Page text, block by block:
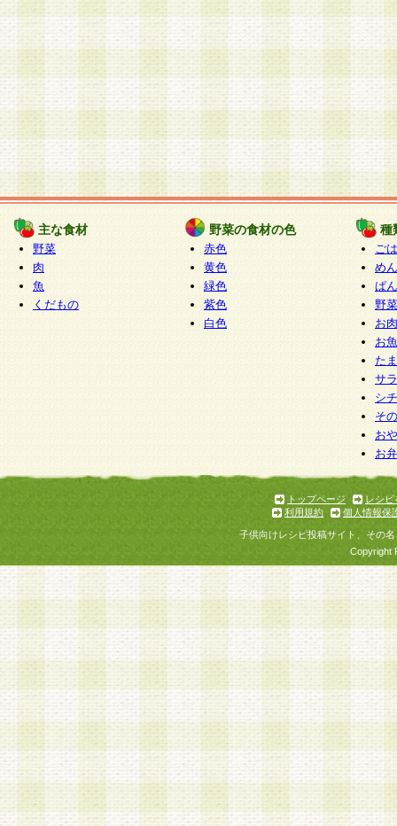
主な食材
野菜
肉
魚
くだもの
野菜の食材の色
赤色
黄色
緑色
紫色
白色
種
ご
めん
ぱん
野
お
お
た
サ
シ
そ
お
お
トップページ
レシピ
利用規約
個人情報保
子供向けレシピ投稿サイト、その
Copyright